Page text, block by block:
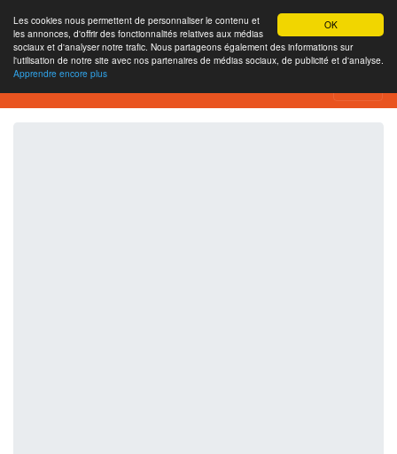
OK
Les cookies nous permettent de personnaliser le contenu et
les annonces, d'offrir des fonctionnalités relatives aux médias
sociaux et d'analyser notre trafic. Nous partageons également des informations sur
l'utilisation de notre site avec nos partenaires de médias sociaux, de publicité et d'analyse.
Apprendre encore plus
SEO Analytics